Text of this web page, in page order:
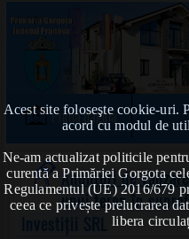
Acest site foloseşte cookie-uri.
acord cu modul de
Ne-am actualizat politicile
curentă a Primăriei Gorgota
Regulamentul (UE) 2016/679
ceea ce privește prelucrarea
libera
Prima pagină
Anunțuri de
unui teren în